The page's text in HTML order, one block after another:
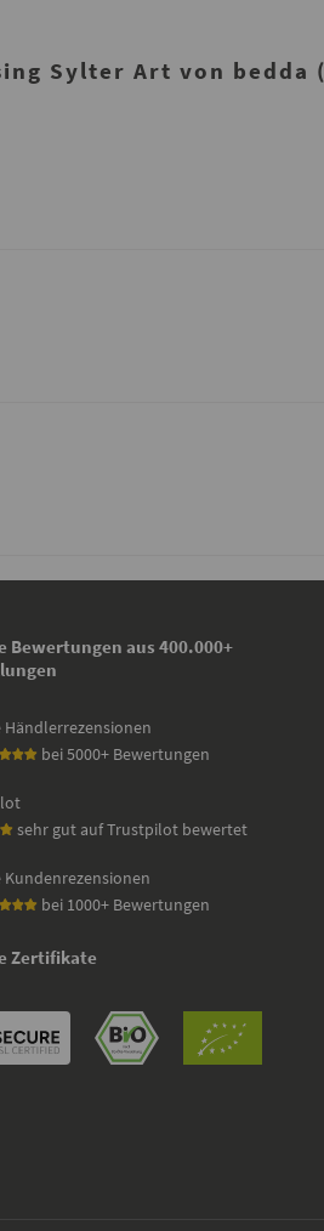
Sylter Art von bedda
Bewertungen aus 400.000+
Händlerrezensionen
bei 5000+ Bewertungen
sehr gut auf Trustpilot bewertet
Kundenrezensionen
bei 1000+ Bewertungen
Zertifikate